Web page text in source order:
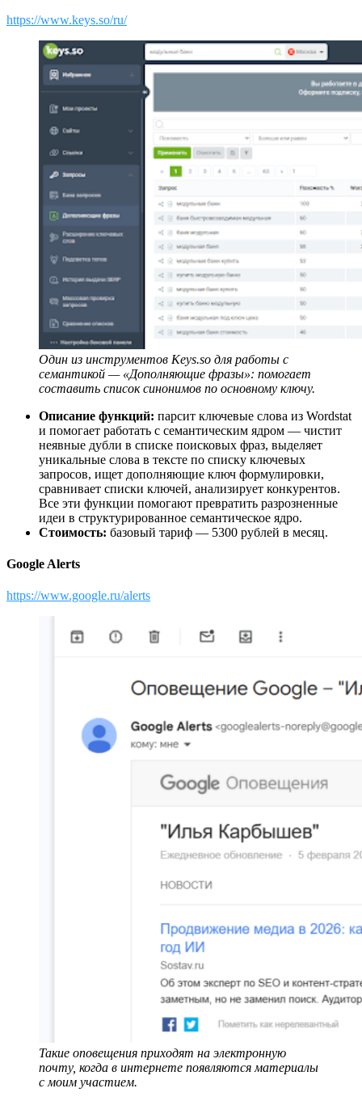
https://www.keys.so/ru/
Один из инструментов Keys.so для работы с
семантикой — «Дополняющие фразы»: помогает
составить список синонимов по основному ключу.
Описание функций: парсит ключевые слова из Wordstat
и помогает работать с семантическим ядром — чистит
неявные дубли в списке поисковых фраз, выделяет
уникальные слова в тексте по списку ключевых
запросов, ищет дополняющие ключ формулировки,
сравнивает списки ключей, анализирует конкурентов.
Все эти функции помогают превратить разрозненные
идеи в структурированное семантическое ядро.
Стоимость: базовый тариф — 5300 рублей в месяц.
Google Alerts
https://www.google.ru/alerts
Такие оповещения приходят на электронную
почту, когда в интернете появляются материалы
с моим участием.